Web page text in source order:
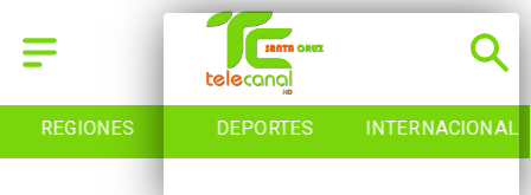
REGIONES DEPORTES INTERNACIONAL